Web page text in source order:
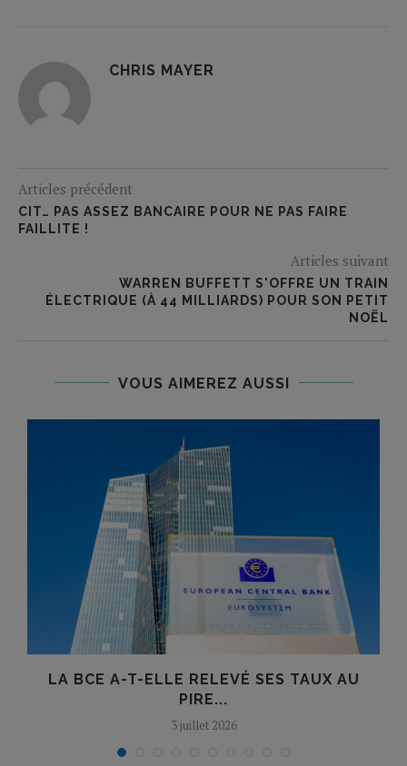
CHRIS MAYER
Articles précédent
CIT… PAS ASSEZ BANCAIRE POUR NE PAS FAIRE
FAILLITE !
Articles suivant
WARREN BUFFETT S'OFFRE UN TRAIN
ÉLECTRIQUE (À 44 MILLIARDS) POUR SON PETIT
NOËL
VOUS AIMEREZ AUSSI
LA BCE A-T-ELLE RELEVÉ SES TAUX AU
PIRE...
3 juillet 2026